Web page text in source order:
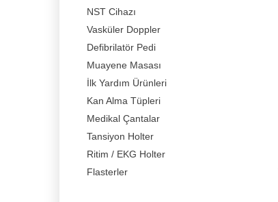
NST Cihazı
Vasküler Doppler
Defibrilatör Pedi
Muayene Masası
İlk Yardım Ürünleri
Kan Alma Tüpleri
Medikal Çantalar
Tansiyon Holter
Ritim / EKG Holter
Flasterler